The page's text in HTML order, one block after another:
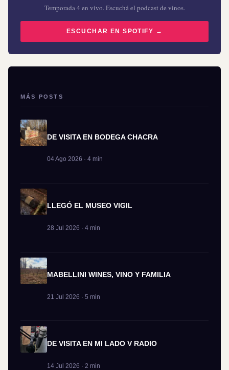
Temporada 4 en vivo. Escuchá el podcast de vinos.
ESCUCHAR EN SPOTIFY →
MÁS POSTS
DE VISITA EN BODEGA CHACRA
04 Ago 2026 · 4 min
LLEGÓ EL MUSEO VIGIL
28 Jul 2026 · 4 min
MABELLINI WINES, VINO Y FAMILIA
21 Jul 2026 · 5 min
DE VISITA EN MI LADO V RADIO
14 Jul 2026 · 2 min